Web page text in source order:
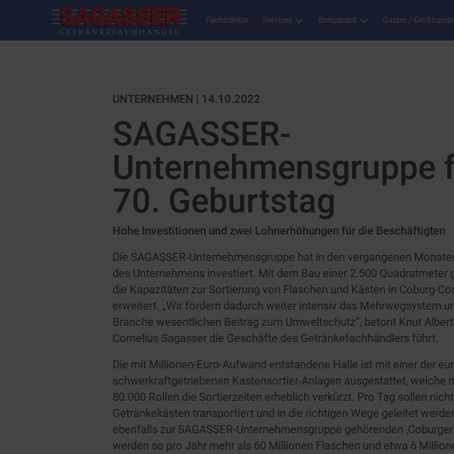
Fachmärkte Services Bonuscard Gastro /
UNTERNEHMEN | 14.10.2022
SAGASSER-
Unternehmensgruppe
70. Geburtstag
Hohe Investitionen und zwei Lohnerhöhungen für die Beschäftigten
Die SAGASSER-Unternehmensgruppe hat in den vergangenen
des Unternehmens investiert. Mit dem Bau einer 2.500 Quadratmeter
die Kapazitäten zur Sortierung von Flaschen und Kästen in Coburg-
erweitert. „Wir fördern dadurch weiter intensiv das Mehrwegsystem
Branche wesentlichen Beitrag zum Umweltschutz“, betont Knut
Cornelius Sagasser die Geschäfte des Getränkefachhändlers führt.
Die mit Millionen-Euro-Aufwand entstandene Halle ist mit einer der
schwerkraftgetriebenen Kastensortier-Anlagen ausgestattet, welche
80.000 Rollen die Sortierzeiten erheblich verkürzt. Pro Tag sollen
Getränkekästen transportiert und in die richtigen Wege geleitet
ebenfalls zur SAGASSER-Unternehmensgruppe gehörenden
werden so pro Jahr mehr als 60 Millionen Flaschen und etwa 6